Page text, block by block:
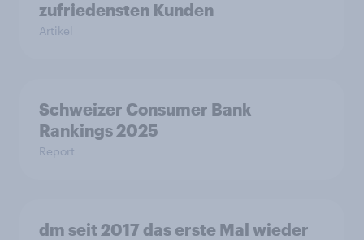
zufriedensten Kunden
Artikel
Schweizer Consumer Bank
Rankings 2025
Report
dm seit 2017 das erste Mal wieder